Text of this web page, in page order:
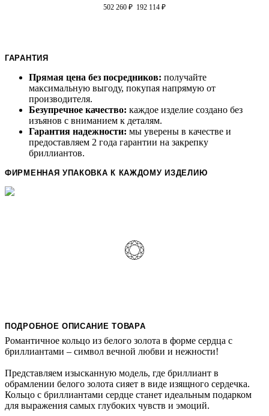
502 260 ₽ 192 114 ₽
ГАРАНТИЯ
Прямая цена без посредников: получайте
максимальную выгоду, покупая напрямую от
производителя.
Безупречное качество: каждое изделие создано без
изъянов с вниманием к деталям.
Гарантия надежности: мы уверены в качестве и
предоставляем 2 года гарантии на закрепку
бриллиантов.
ФИРМЕННАЯ УПАКОВКА К КАЖДОМУ ИЗДЕЛИЮ
ПОДРОБНОЕ ОПИСАНИЕ ТОВАРА
Романтичное кольцо из белого золота в форме сердца с
бриллиантами – символ вечной любви и нежности!
Представляем изысканную модель, где бриллиант в
обрамлении белого золота сияет в виде изящного сердечка.
Кольцо с бриллиантами сердце станет идеальным подарком
для выражения самых глубоких чувств и эмоций.